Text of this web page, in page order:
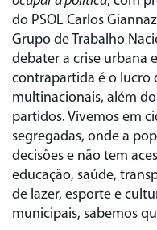
do PSOL Carlos
Grupo de Trabalho
debater a crise urbana
contrapartida é o lucro
multinacionais, além
partidos. Vivemos em
segregadas, onde a
decisões e não tem
educação, saúde,
de lazer, esporte e
municipais, sabemos